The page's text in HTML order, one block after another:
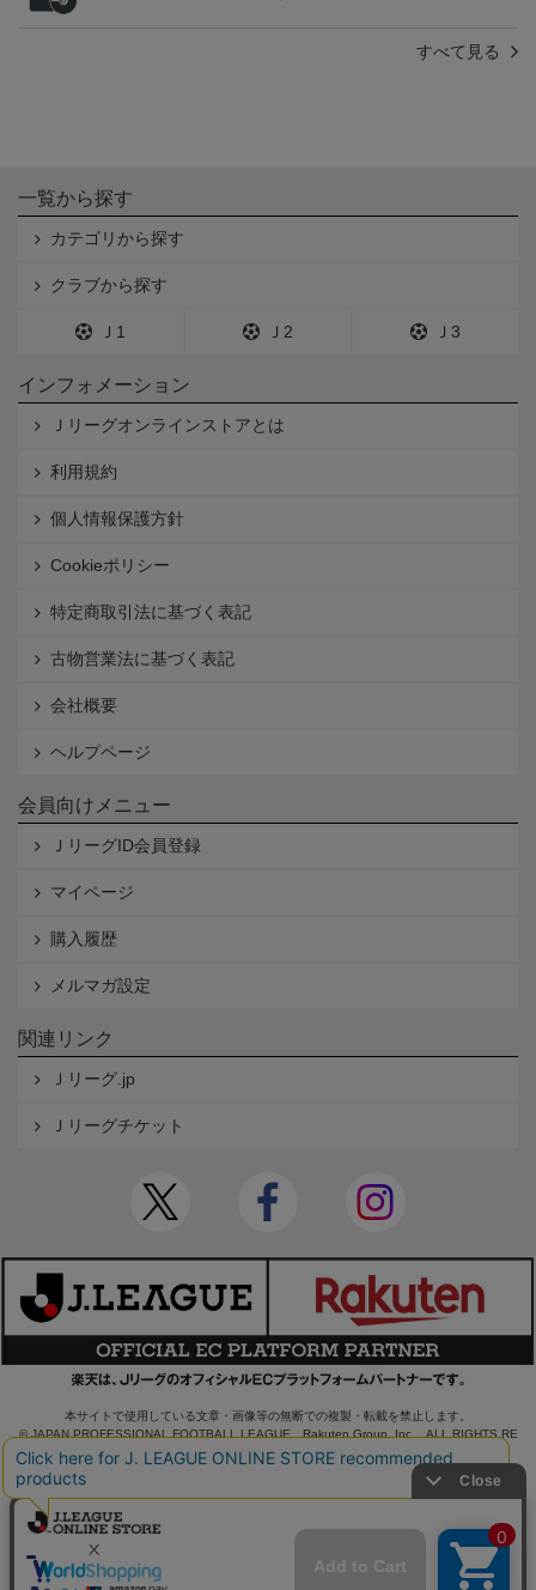
すべて見る
一覧から探す
カテゴリから探す
クラブから探す
Ｊ1 Ｊ2 Ｊ3
インフォメーション
Ｊリーグオンラインストアとは
利用規約
個人情報保護方針
Cookieポリシー
特定商取引法に基づく表記
古物営業法に基づく表記
会社概要
ヘルプページ
会員向けメニュー
ＪリーグID会員登録
マイページ
購入履歴
メルマガ設定
関連リンク
Ｊリーグ.jp
Ｊリーグチケット
本サイトで使用している文章・画像等の無断での複製・転載を禁止します。
© JAPAN PROFESSIONAL FOOTBALL LEAGUE Rakuten Group, Inc. ALL RIGHTS RE
SERVED.